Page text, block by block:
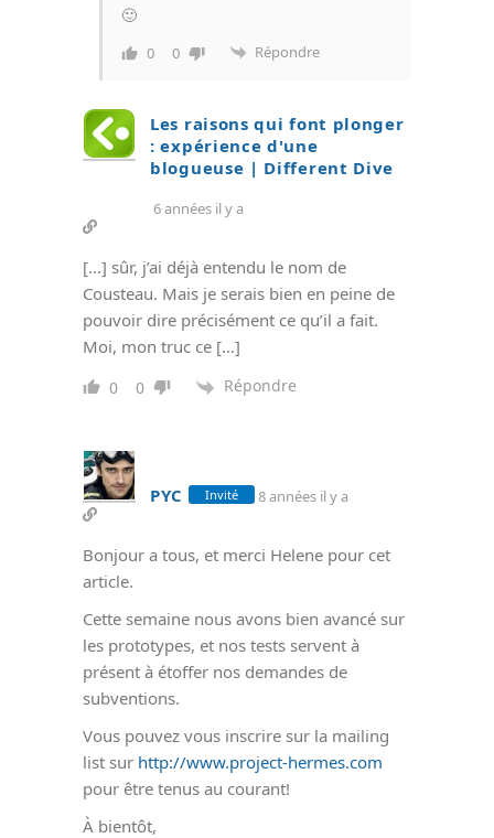
🙂
0 0 Répondre
Les raisons qui font plonger
: expérience d'une
blogueuse | Different Dive
6 années il y a
[…] sûr, j’ai déjà entendu le nom de
Cousteau. Mais je serais bien en peine de
pouvoir dire précisément ce qu’il a fait.
Moi, mon truc ce […]
0 0 Répondre
PYC Invité 8 années il y a
Bonjour a tous, et merci Helene pour cet
article.
Cette semaine nous avons bien avancé sur
les prototypes, et nos tests servent à
présent à étoffer nos demandes de
subventions.
Vous pouvez vous inscrire sur la mailing
list sur http://www.project-hermes.com
pour être tenus au courant!
À bientôt,